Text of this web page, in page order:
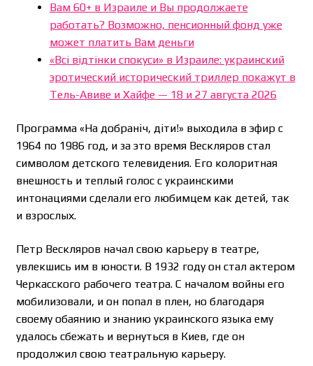
Вам 60+ в Израиле и Вы продолжаете
работать? Возможно, пенсионный фонд уже
может платить Вам деньги
«Всі відтінки спокуси» в Израиле: украинский
эротический исторический триллер покажут в
Тель-Авиве и Хайфе — 18 и 27 августа 2026
Программа «На добраніч, діти!» выходила в эфир с
1964 по 1986 год, и за это время Вескляров стал
символом детского телевидения. Его колоритная
внешность и теплый голос с украинскими
интонациями сделали его любимцем как детей, так
и взрослых.
Петр Вескляров начал свою карьеру в театре,
увлекшись им в юности. В 1932 году он стал актером
Черкасского рабочего театра. С началом войны его
мобилизовали, и он попал в плен, но благодаря
своему обаянию и знанию украинского языка ему
удалось сбежать и вернуться в Киев, где он
продолжил свою театральную карьеру.